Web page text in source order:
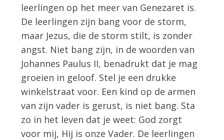
leerlingen op het meer van Genezaret is.
De leerlingen zijn bang voor de storm,
maar Jezus, die de storm stilt, is zonder
angst. Niet bang zijn, in de woorden van
Johannes Paulus II, benadrukt dat je mag
groeien in geloof. Stel je een drukke
winkelstraat voor. Een kind op de armen
van zijn vader is gerust, is niet bang. Sta
zo in het leven dat je weet: God zorgt
voor mij, Hij is onze Vader. De leerlingen